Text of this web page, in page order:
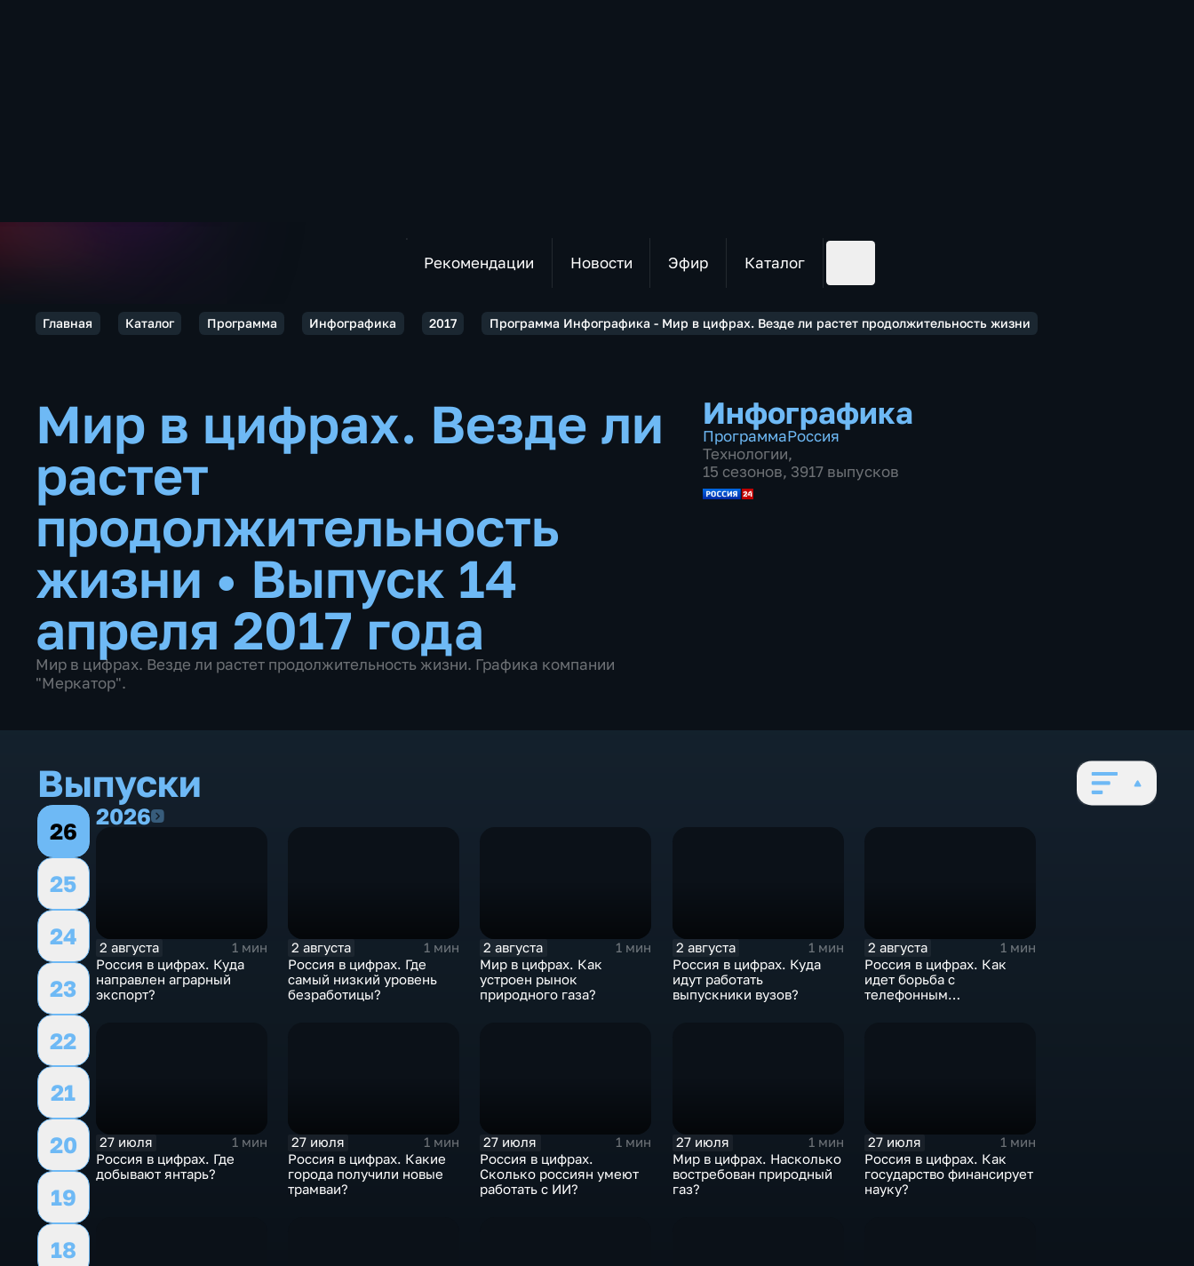
Рекомендации Новости Эфир Каталог
Главная Каталог Программа Инфографика 2017 Программа Инфографика - Мир в цифрах. Везде ли растет продолжительность жизни
Мир в цифрах. Везде ли
растет
продолжительность
жизни • Выпуск 14
апреля 2017 года
Мир в цифрах. Везде ли растет продолжительность жизни. Графика компании
"Меркатор".
Инфографика
ПрограммаРоссия
Технологии,
15 сезонов, 3917 выпусков
Выпуски
26
25
24
23
22
21
20
19
18
20262026
2 августа
1 мин
Россия в цифрах. Куда
направлен аграрный
экспорт?
2 августа
1 мин
Россия в цифрах. Где
самый низкий уровень
безработицы?
2 августа
1 мин
Мир в цифрах. Как
устроен рынок
природного газа?
2 августа
1 мин
Россия в цифрах. Куда
идут работать
выпускники вузов?
2 августа
1 мин
Россия в цифрах. Как
идет борьба с
телефонным
27 июля
1 мин
Россия в цифрах. Где
добывают янтарь?
27 июля
1 мин
Россия в цифрах. Какие
города получили новые
трамваи?
27 июля
1 мин
Россия в цифрах.
Сколько россиян умеют
работать с ИИ?
27 июля
1 мин
Мир в цифрах. Насколько
востребован природный
газ?
27 июля
1 мин
Россия в цифрах. Как
государство финансирует
науку?